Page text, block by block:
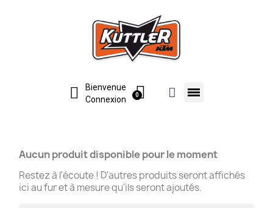
Bienvenue
Connexion
Aucun produit disponible pour le moment
Restez à l'écoute ! D'autres produits seront affichés
ici au fur et à mesure qu'ils seront ajoutés.